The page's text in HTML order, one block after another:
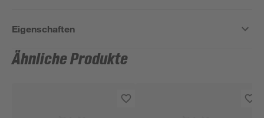
Eigenschaften
Ähnliche Produkte